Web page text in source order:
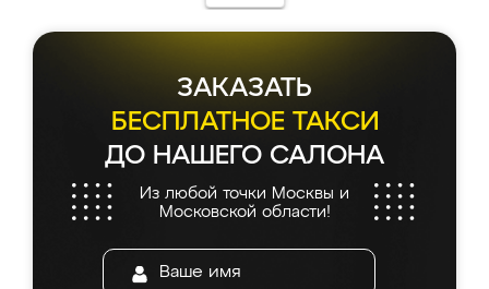
ЗАКАЗАТЬ
БЕСПЛАТНОЕ ТАКСИ
ДО НАШЕГО САЛОНА
Из любой точки Москвы и
Московской области!